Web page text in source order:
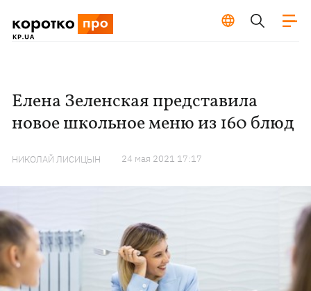
Елена Зеленская представила
новое школьное меню из 160 блюд
НИКОЛАЙ ЛИСИЦЫН 24 мая 2021 17:17